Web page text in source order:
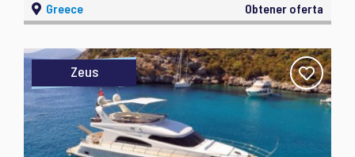
Greece Obtener oferta
Zeus